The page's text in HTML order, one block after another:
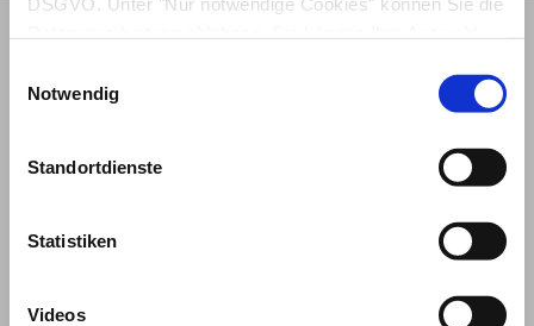
Notwendig
Standortdienste
Statistiken
Videos